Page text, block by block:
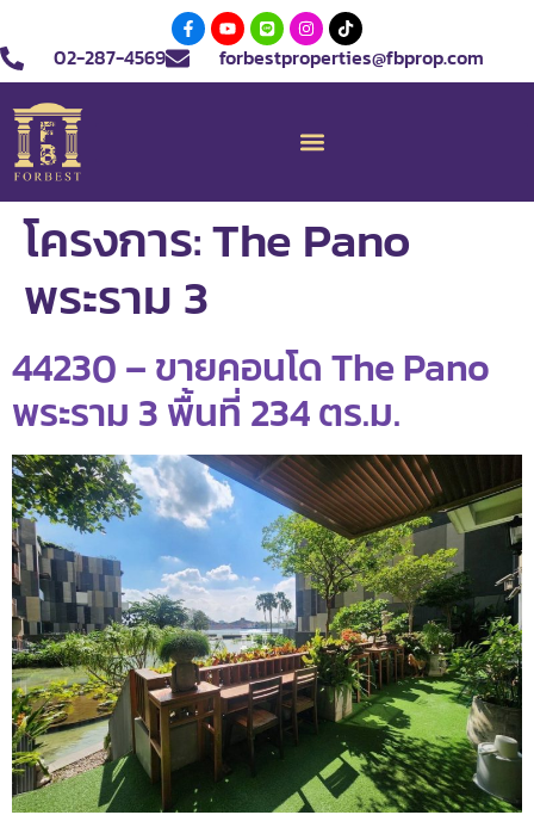
02-287-4569 forbestproperties@fbprop.com
โครงการ:The Pano
พระราม 3
44230 – ขายคอนโด The Pano
พระราม 3 พื้นที่ 234 ตร.ม.